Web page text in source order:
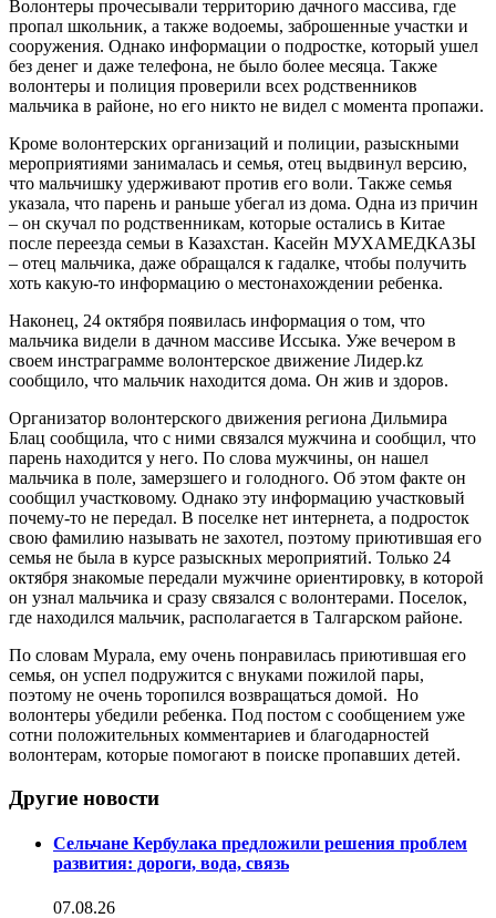
Волонтеры прочесывали территорию дачного массива, где
пропал школьник, а также водоемы, заброшенные участки и
сооружения. Однако информации о подростке, который ушел
без денег и даже телефона, не было более месяца. Также
волонтеры и полиция проверили всех родственников
мальчика в районе, но его никто не видел с момента пропажи.
Кроме волонтерских организаций и полиции, разыскными
мероприятиями занималась и семья, отец выдвинул версию,
что мальчишку удерживают против его воли. Также семья
указала, что парень и раньше убегал из дома. Одна из причин
– он скучал по родственникам, которые остались в Китае
после переезда семьи в Казахстан. Касейн МУХАМЕДКАЗЫ
– отец мальчика, даже обращался к гадалке, чтобы получить
хоть какую-то информацию о местонахождении ребенка.
Наконец, 24 октября появилась информация о том, что
мальчика видели в дачном массиве Иссыка. Уже вечером в
своем инстраграмме волонтерское движение Лидер.kz
сообщило, что мальчик находится дома. Он жив и здоров.
Организатор волонтерского движения региона Дильмира
Блац сообщила, что с ними связался мужчина и сообщил, что
парень находится у него. По слова мужчины, он нашел
мальчика в поле, замерзшего и голодного. Об этом факте он
сообщил участковому. Однако эту информацию участковый
почему-то не передал. В поселке нет интернета, а подросток
свою фамилию называть не захотел, поэтому приютившая его
семья не была в курсе разыскных мероприятий. Только 24
октября знакомые передали мужчине ориентировку, в которой
он узнал мальчика и сразу связался с волонтерами. Поселок,
где находился мальчик, располагается в Талгарском районе.
По словам Мурала, ему очень понравилась приютившая его
семья, он успел подружится с внуками пожилой пары,
поэтому не очень торопился возвращаться домой. Но
волонтеры убедили ребенка. Под постом с сообщением уже
сотни положительных комментариев и благодарностей
волонтерам, которые помогают в поиске пропавших детей.
Другие новости
Сельчане Кербулака предложили решения проблем
развития: дороги, вода, связь
07.08.26